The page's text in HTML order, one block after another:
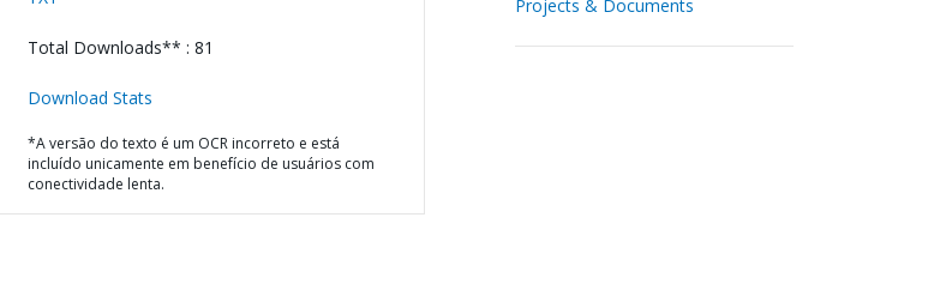
Total Downloads** : 81
Download Stats
*A versão do texto é um OCR incorreto e está
incluído unicamente em benefício de usuários com
conectividade lenta.
Projects & Documents